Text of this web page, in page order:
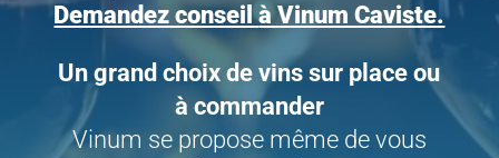
Demandez conseilà Vinum Caviste.
Un grand choix de vins sur place ou
à commander
Vinum se propose même de vous